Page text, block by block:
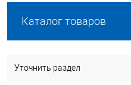
Каталог товаров
Уточнить раздел